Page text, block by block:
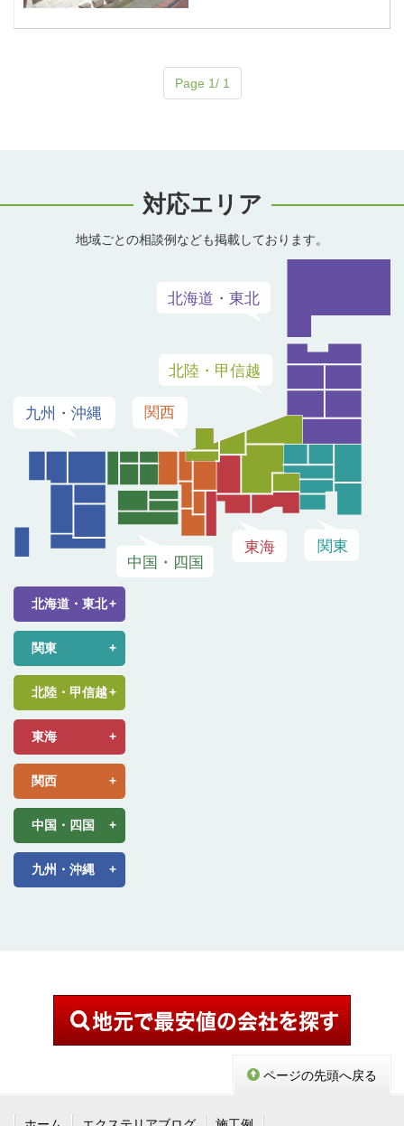
Page 1/ 1
対応エリア
地域ごとの相談例なども掲載しております。
北海道・東北
関東
北陸・甲信越
東海
関西
中国・四国
九州・沖縄
ページの先頭へ戻る